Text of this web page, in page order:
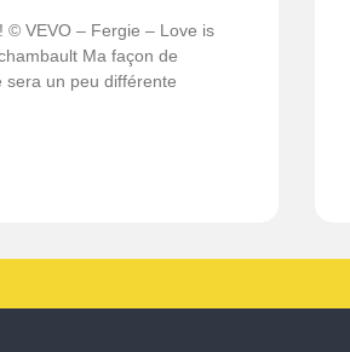
© VEVO – Fergie – Love is
Ma façon de
sera un peu différente